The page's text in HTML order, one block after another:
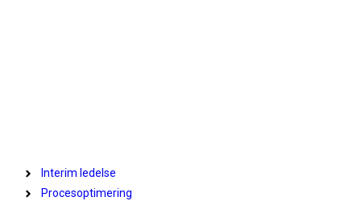
Interim ledelse
Procesoptimering